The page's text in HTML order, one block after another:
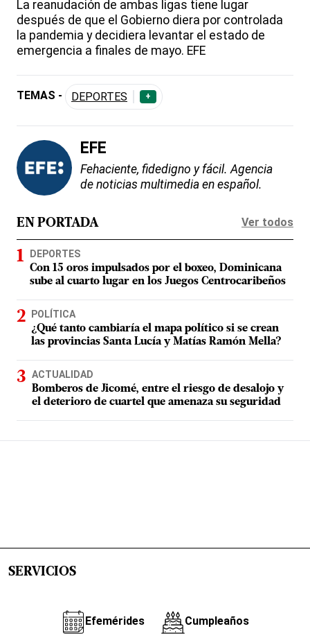
La reanudación de ambas ligas tiene lugar
después de que el Gobierno diera por controlada
la pandemia y decidiera levantar el estado de
emergencia a finales de mayo. EFE
TEMAS - DEPORTES +
EFE
Fehaciente, fidedigno y fácil. Agencia
de noticias multimedia en español.
EN PORTADA Ver todos
DEPORTES
Con 15 oros impulsados por el boxeo, Dominicana
sube al cuarto lugar en los Juegos Centrocaribeños
POLÍTICA
¿Qué tanto cambiaría el mapa político si se crean
las provincias Santa Lucía y Matías Ramón Mella?
ACTUALIDAD
Bomberos de Jicomé, entre el riesgo de desalojo y
el deterioro de cuartel que amenaza su seguridad
SERVICIOS
Efemérides Cumpleaños